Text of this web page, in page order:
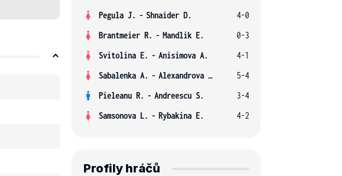
Pegula J. - Shnaider D.
4-0
Brantmeier R. - Mandlik E.
0-3
Svitolina E. - Anisimova A.
4-1
Sabalenka A. - Alexandrova E.
5-4
Pieleanu R. - Andreescu S.
3-4
Samsonova L. - Rybakina E. 4-2
Profily hráčů